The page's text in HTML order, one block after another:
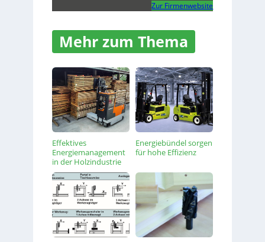
Zur Firmenwebsite
Mehr zum Thema
Effektives
Energiemanagement
in der Holzindustrie
Energiebündel sorgen
für hohe Effizienz